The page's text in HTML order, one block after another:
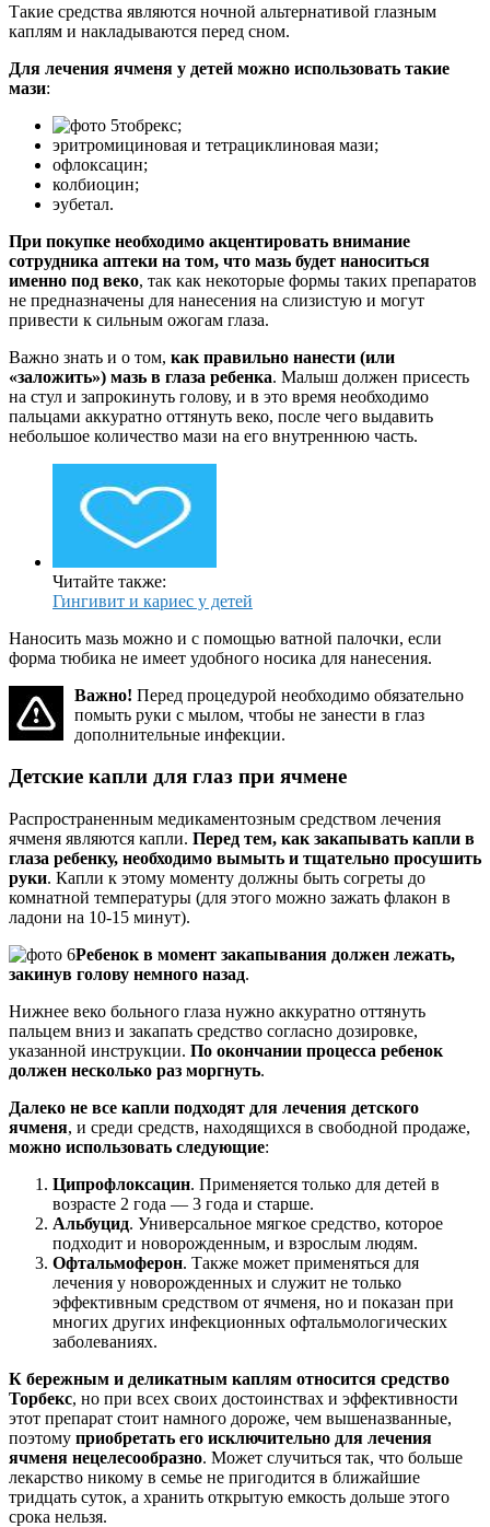
Такие средства являются ночной альтернативой глазным
каплям и накладываются перед сном.
Для лечения ячменя у детей можно использовать такие
мази:
тобрекс;
эритромициновая и тетрациклиновая мази;
офлоксацин;
колбиоцин;
эубетал.
При покупке необходимо акцентировать внимание
сотрудника аптеки на том, что мазь будет наноситься
именно под веко, так как некоторые формы таких препаратов
не предназначены для нанесения на слизистую и могут
привести к сильным ожогам глаза.
Важно знать и о том, как правильно нанести (или
«заложить») мазь в глаза ребенка. Малыш должен присесть
на стул и запрокинуть голову, и в это время необходимо
пальцами аккуратно оттянуть веко, после чего выдавить
небольшое количество мази на его внутреннюю часть.
Читайте также:
Гингивит и кариес у детей
Наносить мазь можно и с помощью ватной палочки, если
форма тюбика не имеет удобного носика для нанесения.
Важно! Перед процедурой необходимо обязательно
помыть руки с мылом, чтобы не занести в глаз
дополнительные инфекции.
Детские капли для глаз при ячмене
Распространенным медикаментозным средством лечения
ячменя являются капли. Перед тем, как закапывать капли в
глаза ребенку, необходимо вымыть и тщательно просушить
руки. Капли к этому моменту должны быть согреты до
комнатной температуры (для этого можно зажать флакон в
ладони на 10-15 минут).
Ребенок в момент закапывания должен лежать,
закинув голову немного назад.
Нижнее веко больного глаза нужно аккуратно оттянуть
пальцем вниз и закапать средство согласно дозировке,
указанной инструкции. По окончании процесса ребенок
должен несколько раз моргнуть.
Далеко не все капли подходят для лечения детского
ячменя, и среди средств, находящихся в свободной продаже,
можно использовать следующие:
Ципрофлоксацин. Применяется только для детей в
возрасте 2 года — 3 года и старше.
Альбуцид. Универсальное мягкое средство, которое
подходит и новорожденным, и взрослым людям.
Офтальмоферон. Также может применяться для
лечения у новорожденных и служит не только
эффективным средством от ячменя, но и показан при
многих других инфекционных офтальмологических
заболеваниях.
К бережным и деликатным каплям относится средство
Торбекс, но при всех своих достоинствах и эффективности
этот препарат стоит намного дороже, чем вышеназванные,
поэтому приобретать его исключительно для лечения
ячменя нецелесообразно. Может случиться так, что больше
лекарство никому в семье не пригодится в ближайшие
тридцать суток, а хранить открытую емкость дольше этого
срока нельзя.